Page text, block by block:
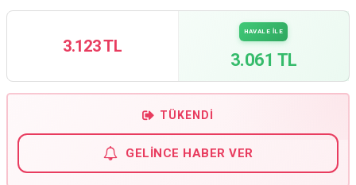
3.123 TL
HAVALE İLE
3.061 TL
TÜKENDI
GELINCE HABER VER